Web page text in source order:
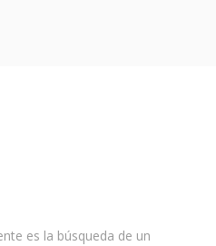
es la búsqueda de un